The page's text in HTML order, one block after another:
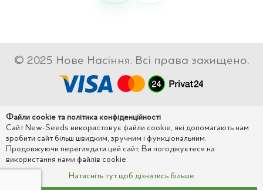
© 2025 Нове Насіння. Всі права захищено.
Файли cookie та політика конфіденційності
Сайт New-Seeds використовує файли cookie, які допомагають нам
зробити сайт більш швидким, зручним і функціональним.
Продовжуючи переглядати цей сайт, Ви погоджуєтеся на
використання нами файлів cookie.
Натисніть тут щоб дізнатись більше